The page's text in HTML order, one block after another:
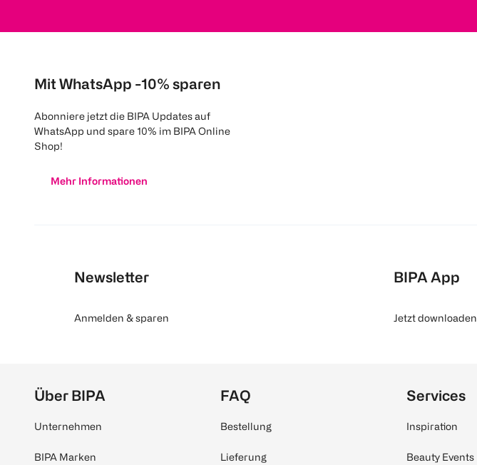
Mit WhatsApp -10% sparen
Abonniere jetzt die BIPA Updates auf
WhatsApp und spare 10% im BIPA Online
Shop!
Mehr Informationen
Newsletter
Anmelden & sparen
BIPA App
Jetzt downloaden
Über BIPA
Unternehmen
BIPA Marken
FAQ
Bestellung
Lieferung
Services
Inspiration
Beauty Events